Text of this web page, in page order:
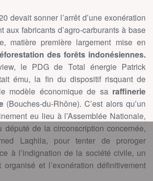
devait sonner l’arrêt d’une exonération
aux fabricants d’agro-carburants à base
matière première largement mise en
des forêts indonésiennes.
le PDG de Total énergie Patrick
ému, la fin du dispositif risquant de
modèle économique de sa raffinerie
(Bouches-du-Rhône). C’est alors qu’un
eu lieu à l’Assemblée Nationale,
député de la circonscription concernée,
Laqhila, pour tenter de proroger
à l’indignation de la société civile, un
et l’exonération définitivement